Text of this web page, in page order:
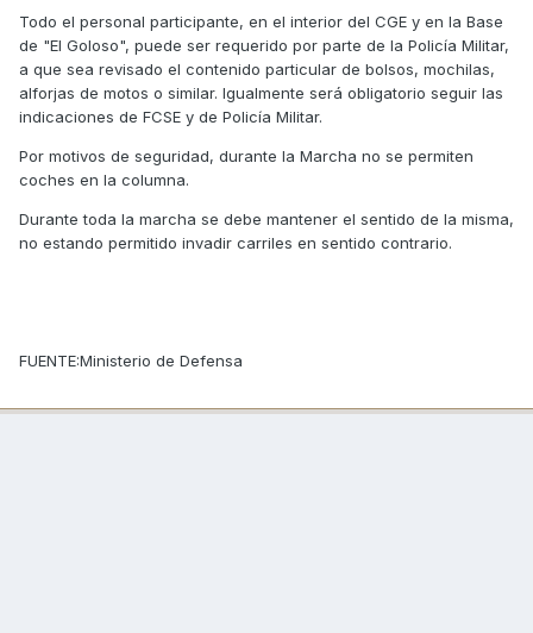
Todo el personal participante, en el interior del CGE y en la Base
de "El Goloso", puede ser requerido por parte de la Policía Militar,
a que sea revisado el contenido particular de bolsos, mochilas,
alforjas de motos o similar. Igualmente será obligatorio seguir las
indicaciones de FCSE y de Policía Militar.
Por motivos de seguridad, durante la Marcha no se permiten
coches en la columna.
Durante toda la marcha se debe mantener el sentido de la misma,
no estando permitido invadir carriles en sentido contrario.
FUENTE:Ministerio de Defensa